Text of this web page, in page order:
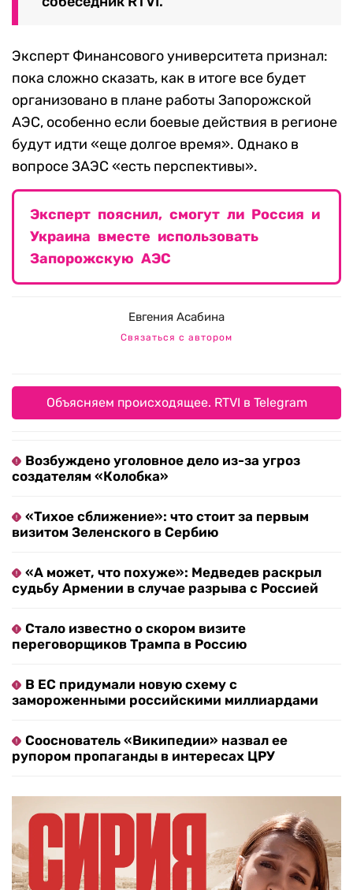
Эксперт Финансового университета признал:
пока сложно сказать, как в итоге все будет
организовано в плане работы Запорожской
АЭС, особенно если боевые действия в регионе
будут идти «еще долгое время». Однако в
вопросе ЗАЭС «есть перспективы».
Эксперт пояснил, смогут ли Россия и
Украина вместе использовать
Запорожскую АЭС
Евгения Асабина
Связаться с автором
Объясняем происходящее. RTVI в Telegram
Возбуждено уголовное дело из-за угроз
создателям «Колобка»
«Тихое сближение»: что стоит за первым
визитом Зеленского в Сербию
«А может, что похуже»: Медведев раскрыл
судьбу Армении в случае разрыва с Россией
Стало известно о скором визите
переговорщиков Трампа в Россию
В ЕС придумали новую схему с
замороженными российскими миллиардами
Сооснователь «Википедии» назвал ее
рупором пропаганды в интересах ЦРУ